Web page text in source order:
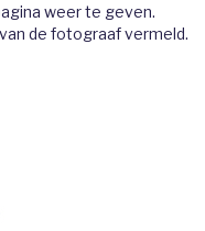
weer te geven.
de fotograaf vermeld.